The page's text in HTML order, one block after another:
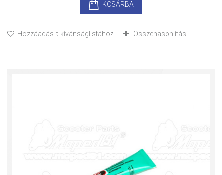
KOSÁRBA
Hozzáadás a kívánságlistához Összehasonlítás